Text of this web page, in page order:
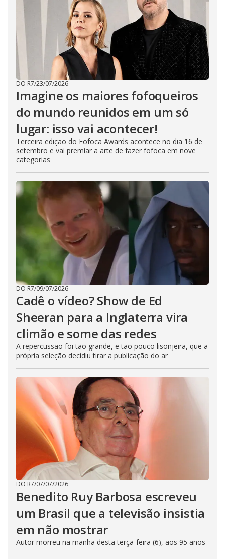
DO R7/23/07/2026
Imagine os maiores fofoqueiros
do mundo reunidos em um só
lugar: isso vai acontecer!
Terceira edição do Fofoca Awards acontece no dia 16 de
setembro e vai premiar a arte de fazer fofoca em nove
categorias
DO R7/09/07/2026
Cadê o vídeo? Show de Ed
Sheeran para a Inglaterra vira
climão e some das redes
A repercussão foi tão grande, e tão pouco lisonjeira, que a
própria seleção decidiu tirar a publicação do ar
DO R7/07/07/2026
Benedito Ruy Barbosa escreveu
um Brasil que a televisão insistia
em não mostrar
Autor morreu na manhã desta terça-feira (6), aos 95 anos